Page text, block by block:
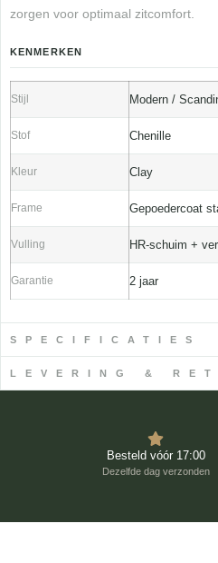
zorgen voor optimaal zitcomfort.
KENMERKEN
Stijl Modern /
Stof Chenille
Kleur Clay
Frame Gepoedercoat
Vulling HR-schuim +
Garantie 2 jaar
SPECIFICATIES
LEVERING &
Besteld vóór 17:00
Dezelfde dag verzonden